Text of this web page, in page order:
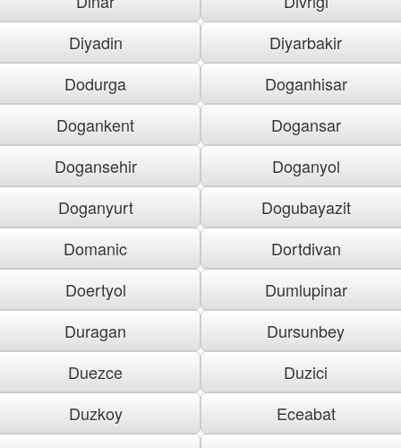
Diyadin
Diyarbakir
Dodurga
Doganhisar
Dogankent
Dogansar
Dogansehir
Doganyol
Doganyurt
Dogubayazit
Domanic
Dortdivan
Doertyol
Dumlupinar
Duragan
Dursunbey
Duezce
Duzici
Duzkoy
Eceabat